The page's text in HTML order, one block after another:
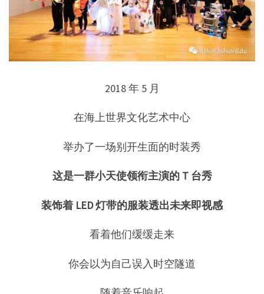
2018 年 5 月
在海上世界文化艺术中心
举办了一场别开生面的时装秀
这是一群小天使领衔主演的 T 台秀
装饰着 LED 灯带的服装透出未来即视感
看着他们缓缓走来
你会以为自己误入时空隧道